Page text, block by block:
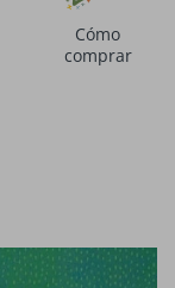
Cómo
comprar